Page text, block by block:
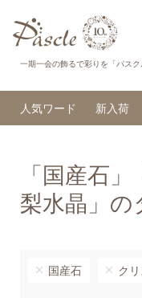
一期一会の飾るで彩りを「パス
人気ワード 新入荷
「国産石
梨水晶」の
国産石 ク